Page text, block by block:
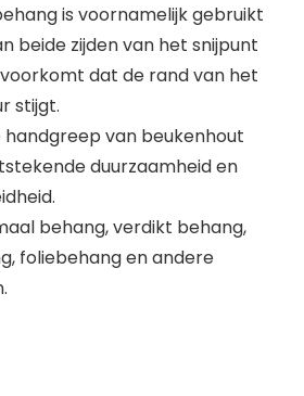
is voornamelijk gebruikt
beide zijden van het snijpunt
dat de rand van het
stijgt.
van beukenhout
duurzaamheid en
behang, verdikt behang,
foliebehang en andere